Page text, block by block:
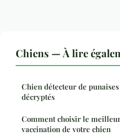
Chiens — À lire
Chien détecteur de
décryptés
Comment choisir le
vaccination de votre chien